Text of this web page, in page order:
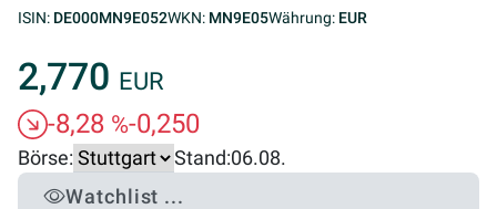
ISIN: DE000MN9E052WKN: MN9E05Währung: EUR
2,770 EUR
-8,28 %-0,250
Börse: Stand:06.08.
Watchlist ...